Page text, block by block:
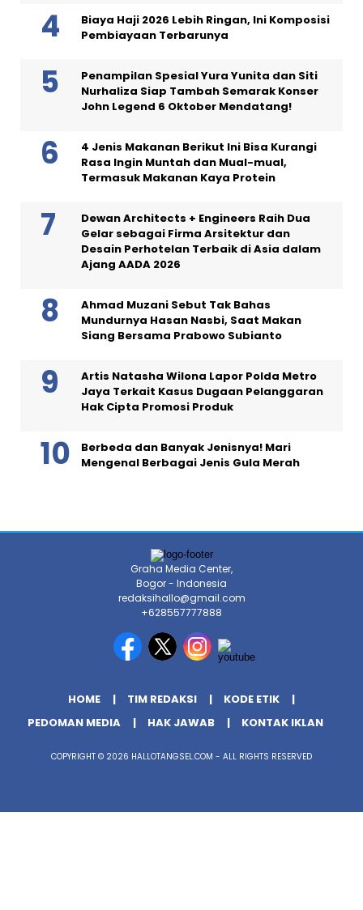
Biaya Haji 2026 Lebih Ringan, Ini Komposisi
Pembiayaan Terbarunya
Penampilan Spesial Yura Yunita dan Siti
Nurhaliza Siap Tambah Semarak Konser
John Legend 6 Oktober Mendatang!
4 Jenis Makanan Berikut Ini Bisa Kurangi
Rasa Ingin Muntah dan Mual-mual,
Termasuk Makanan Kaya Protein
Dewan Architects + Engineers Raih Dua
Gelar sebagai Firma Arsitektur dan
Desain Perhotelan Terbaik di Asia dalam
Ajang AADA 2026
Ahmad Muzani Sebut Tak Bahas
Mundurnya Hasan Nasbi, Saat Makan
Siang Bersama Prabowo Subianto
Artis Natasha Wilona Lapor Polda Metro
Jaya Terkait Kasus Dugaan Pelanggaran
Hak Cipta Promosi Produk
Berbeda dan Banyak Jenisnya! Mari
Mengenal Berbagai Jenis Gula Merah
Graha Media Center,
Bogor - Indonesia
redaksihallo@gmail.com
+628557777888
HOME TIM REDAKSI
KODE ETIK
PEDOMAN MEDIA
HAK JAWAB KONTAK IKLAN
COPYRIGHT © 2026 HALLOTANGSEL.COM - ALL RIGHTS RESERVED